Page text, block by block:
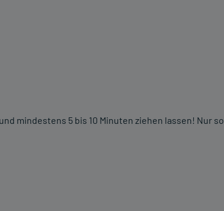
mindestens 5 bis 10 Minuten ziehen lassen! Nur so